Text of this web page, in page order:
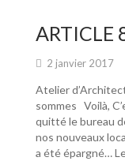
o
o
k
ARTICLE
2 janvier 2017
Atelier
sommes Voilà,
quitté le bureau
nos nouveaux
a été épargné…